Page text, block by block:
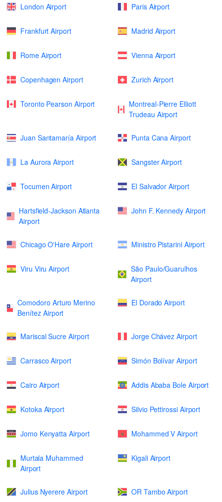
London Airport Paris Airport
Frankfurt Airport Madrid Airport
Rome Airport Vienna Airport
Copenhagen Airport Zurich Airport
Toronto Pearson Airport
Montreal-Pierre Elliott
Trudeau Airport
Juan Santamaría Airport Punta Cana Airport
La Aurora Airport Sangster Airport
Tocumen Airport El Salvador Airport
Hartsfield-Jackson Atlanta
Airport
John F. Kennedy Airport
Chicago O'Hare Airport Ministro Pistarini Airport
Viru Viru Airport
São Paulo/Guarulhos
Airport
Comodoro Arturo Merino
Benítez Airport
El Dorado Airport
Mariscal Sucre Airport Jorge Chávez Airport
Carrasco Airport Simón Bolívar Airport
Cairo Airport Addis Ababa Bole Airport
Kotoka Airport Silvio Pettirossi Airport
Jomo Kenyatta Airport Mohammed V Airport
Murtala Muhammed
Airport
Kigali Airport
Julius Nyerere Airport OR Tambo Airport